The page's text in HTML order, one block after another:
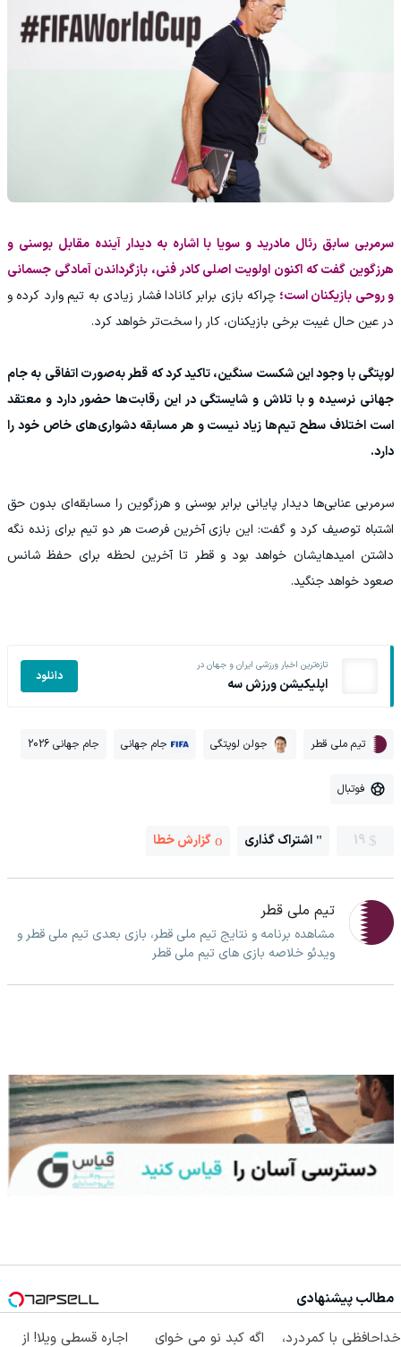
سرمربی سابق رئال مادرید و سویا با اشاره به دیدار آینده مقابل بوسنی و
هرزگوین گفت که اکنون اولویت اصلی کادر فنی، بازگرداندن آمادگی جسمانی
و روحی بازیکنان است؛ چراکه بازی برابر کانادا فشار زیادی به تیم وارد کرده و
در عین حال غیبت برخی بازیکنان، کار را سخت‌تر خواهد کرد.
لوپتگی با وجود این شکست سنگین، تاکید کرد که قطر به‌صورت اتفاقی به جام
جهانی نرسیده و با تلاش و شایستگی در این رقابت‌ها حضور دارد و معتقد
است اختلاف سطح تیم‌ها زیاد نیست و هر مسابقه دشواری‌های خاص خود را
دارد.
سرمربی عنابی‌ها دیدار پایانی برابر بوسنی و هرزگوین را مسابقه‌ای بدون حق
اشتباه توصیف کرد و گفت: این بازی آخرین فرصت هر دو تیم برای زنده نگه
داشتن امیدهایشان خواهد بود و قطر تا آخرین لحظه برای حفظ شانس
صعود خواهد جنگید.
تازه‌ترین اخبار ورزشی ایران و جهان در
اپلیکیشن ورزش سه دانلود
تیم ملی قطر جولن لوپتگی جام جهانی جام جهانی 2026
فوتبال
19 اشتراک گذاری گزارش خطا
تیم ملی قطر
مشاهده برنامه و نتایج تیم ملی قطر، بازی بعدی تیم ملی قطر و
ویدئو خلاصه بازی های تیم ملی قطر
مطالب پیشنهادی
خداحافظی با کمردرد،
اگه کبد نو می خوای اجاره‌ قسطی ویلا! از